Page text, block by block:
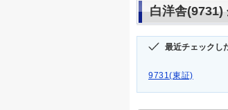
白洋舎(9731)
最近チェックし
9731(東証)